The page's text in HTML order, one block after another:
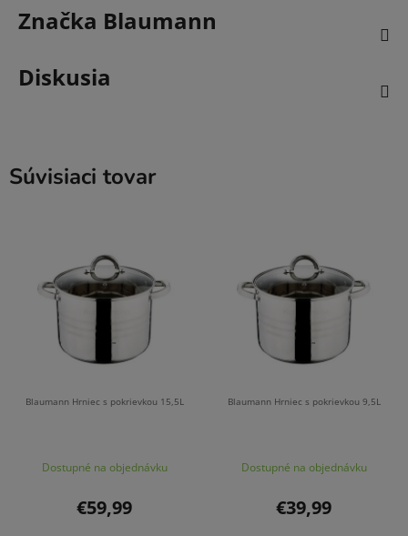
Značka Blaumann
Diskusia
Súvisiaci tovar
Blaumann Hrniec s pokrievkou 15,5L
Dostupné na objednávku
€59,99
Blaumann Hrniec s pokrievkou 9,5L
Dostupné na objednávku
€39,99